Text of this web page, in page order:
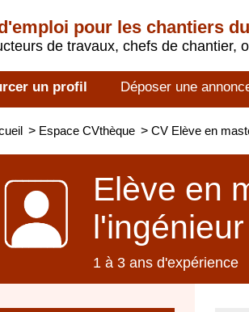
pour les chantiers
de travaux, chefs de chantier,
un profil Déposer une
> Espace CVthèque > CV Elève en
Elève en
1 à 3 ans d'expérience